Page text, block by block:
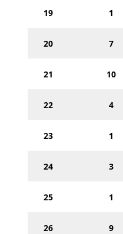
19 1
20 7
21 10
22 4
23 1
24 3
25 1
26 9